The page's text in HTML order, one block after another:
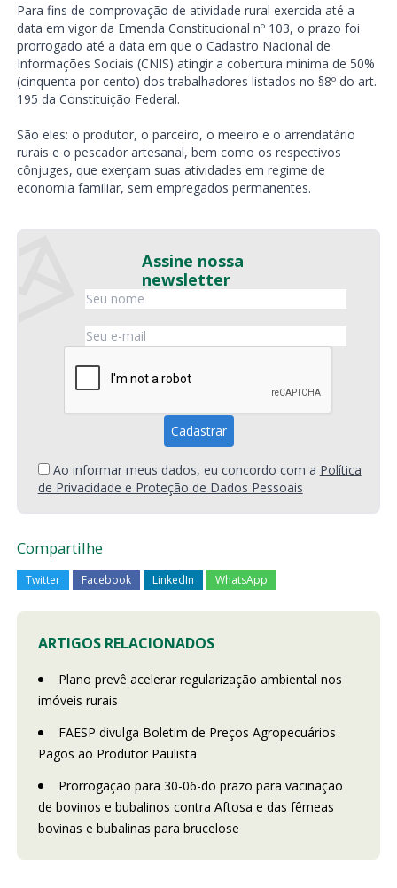
Para fins de comprovação de atividade rural exercida até a
data em vigor da Emenda Constitucional nº 103, o prazo foi
prorrogado até a data em que o Cadastro Nacional de
Informações Sociais (CNIS) atingir a cobertura mínima de 50%
(cinquenta por cento) dos trabalhadores listados no §8º do art.
195 da Constituição Federal.
São eles: o produtor, o parceiro, o meeiro e o arrendatário
rurais e o pescador artesanal, bem como os respectivos
cônjuges, que exerçam suas atividades em regime de
economia familiar, sem empregados permanentes.
Assine nossa
newsletter
Ao informar meus dados, eu concordo com a Política
de Privacidade e Proteção de Dados Pessoais
Compartilhe
Twitter Facebook LinkedIn WhatsApp
ARTIGOS RELACIONADOS
Plano prevê acelerar regularização ambiental nos
imóveis rurais
FAESP divulga Boletim de Preços Agropecuários
Pagos ao Produtor Paulista
Prorrogação para 30-06-do prazo para vacinação
de bovinos e bubalinos contra Aftosa e das fêmeas
bovinas e bubalinas para brucelose